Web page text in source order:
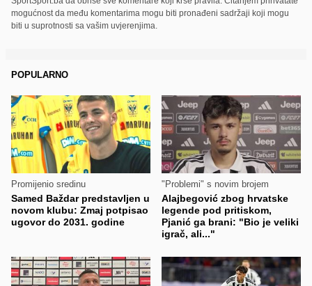
mogućnost da među komentarima mogu biti pronađeni sadržaji koji mogu
biti u suprotnosti sa vašim uvjerenjima.
POPULARNO
Promijenio sredinu
Samed Baždar predstavljen u
novom klubu: Zmaj potpisao
ugovor do 2031. godine
"Problemi" s novim brojem
Alajbegović zbog hrvatske
legende pod pritiskom,
Pjanić ga brani: "Bio je veliki
igrač, ali..."